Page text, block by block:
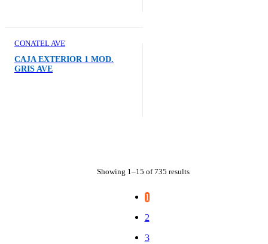
CONATEL AVE
CAJA EXTERIOR 1 MOD.
GRIS AVE
Showing 1–15 of 735 results
1
2
3